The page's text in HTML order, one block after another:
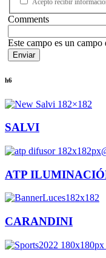
Comments
Este campo es un
h6
SALVI
ATP
CARANDINI